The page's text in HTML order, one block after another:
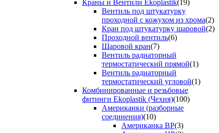
Краны и Вентили Ekoplastik(19)
Вентиль под штукатурку
проходной с кожухом из хрома(2)
Кран под штукатурку шаровой(2)
Проходной вентиль(6)
Шаровой кран(7)
Вентиль радиаторный
термостатический прямой(1)
Вентиль радиаторный
термостатический угловой(1)
Комбинированные и резьбовые
фитинги Ekoplastik (Чехия)(100)
Американки (разборные
соединения)(10)
Американка ВР(3)